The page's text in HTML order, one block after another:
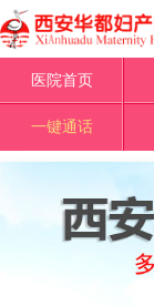
医院首页
一键通话